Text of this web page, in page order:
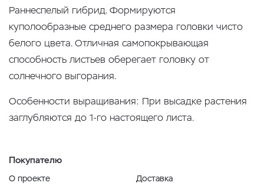
Раннеспелый гибрид. Формируются
куполообразные среднего размера головки чисто
белого цвета. Отличная самопокрывающая
способность листьев оберегает головку от
солнечного выгорания.
Особенности выращивания: При высадке растения
заглубляются до 1-го настоящего листа.
Покупателю
О проекте
Доставка